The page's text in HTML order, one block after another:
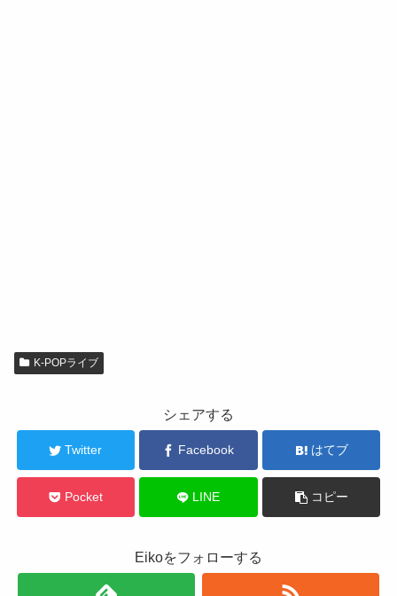
K-POPライブ
シェアする
Twitter Facebook はてブ
Pocket LINE コピー
Eikoをフォローする